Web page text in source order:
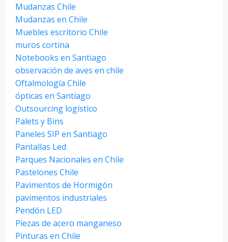
Mudanzas Chile
Mudanzas en Chile
Muebles escritorio Chile
muros cortina
Notebooks en Santiago
observación de aves en chile
Oftalmología Chile
ópticas en Santiago
Outsourcing logístico
Palets y Bins
Paneles SIP en Santiago
Pantallas Led
Parques Nacionales en Chile
Pastelones Chile
Pavimentos de Hormigón
pavimentos industriales
Pendón LED
Piezas de acero manganeso
Pinturas en Chile